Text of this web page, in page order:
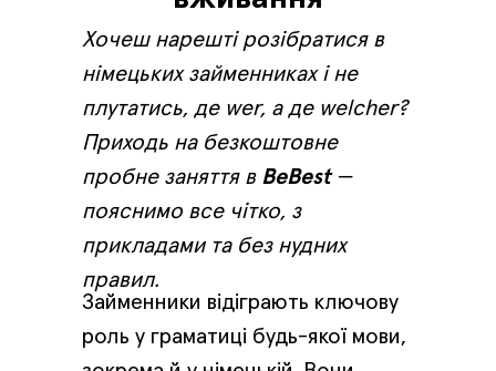
Займенники відіграють ключову
роль у граматиці будь-якої мови,
Хочеш нарешті розібратися в
німецьких займенниках і не
плутатись, де wer, а де welcher?
Приходь на безкоштовне
пробне заняття в BeBest—
пояснимо все чітко, з
прикладами та без нудних
правил.